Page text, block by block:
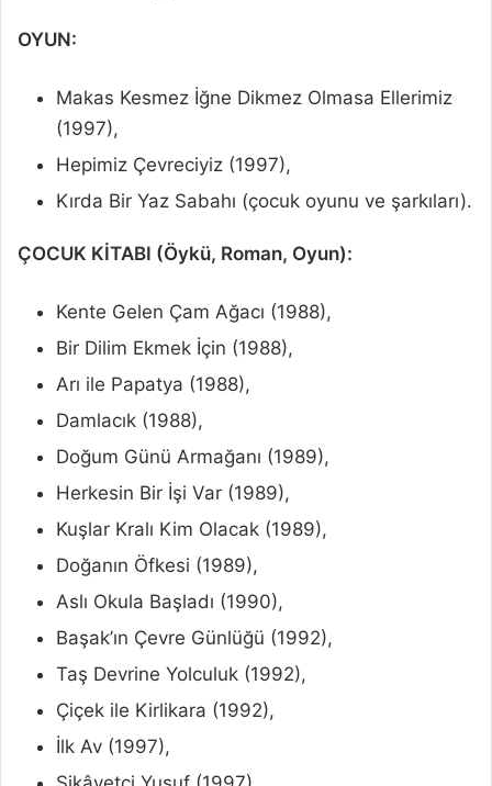
OYUN:
Makas Kesmez İğne Dikmez Olmasa Ellerimiz
(1997),
Hepimiz Çevreciyiz (1997),
Kırda Bir Yaz Sabahı (çocuk oyunu ve şarkıları).
ÇOCUK KİTABI (Öykü, Roman, Oyun):
Kente Gelen Çam Ağacı (1988),
Bir Dilim Ekmek İçin (1988),
Arı ile Papatya (1988),
Damlacık (1988),
Doğum Günü Armağanı (1989),
Herkesin Bir İşi Var (1989),
Kuşlar Kralı Kim Olacak (1989),
Doğanın Öfkesi (1989),
Aslı Okula Başladı (1990),
Başak’ın Çevre Günlüğü (1992),
Taş Devrine Yolculuk (1992),
Çiçek ile Kirlikara (1992),
İlk Av (1997),